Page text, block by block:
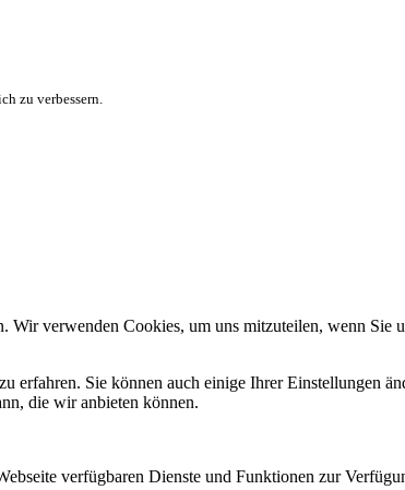
zu verbessern.
verwenden Cookies, um uns mitzuteilen, wenn Sie
erfahren. Sie können auch einige Ihrer Einstellungen
die wir anbieten können.
verfügbaren Dienste und Funktionen zur